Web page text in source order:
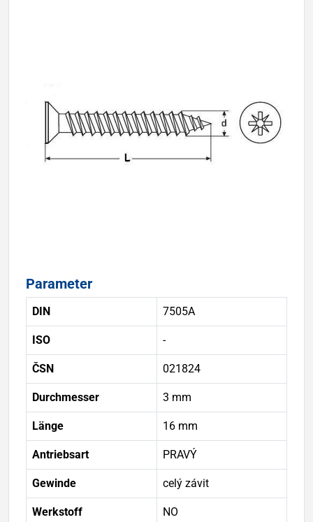
Parameter
DIN 7505A
ISO -
ČSN 021824
Durchmesser 3 mm
Länge 16 mm
Antriebsart PRAVÝ
Gewinde celý závit
Werkstoff NO